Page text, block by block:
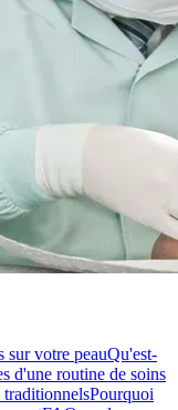
sur votre peauQu'est-
d'une routine de soins
traditionnelsPourquoi